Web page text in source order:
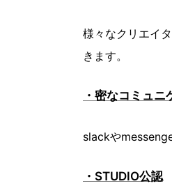
様々なクリエイ
きます。
・密なコミュニ
slackや
・STUDIO公認